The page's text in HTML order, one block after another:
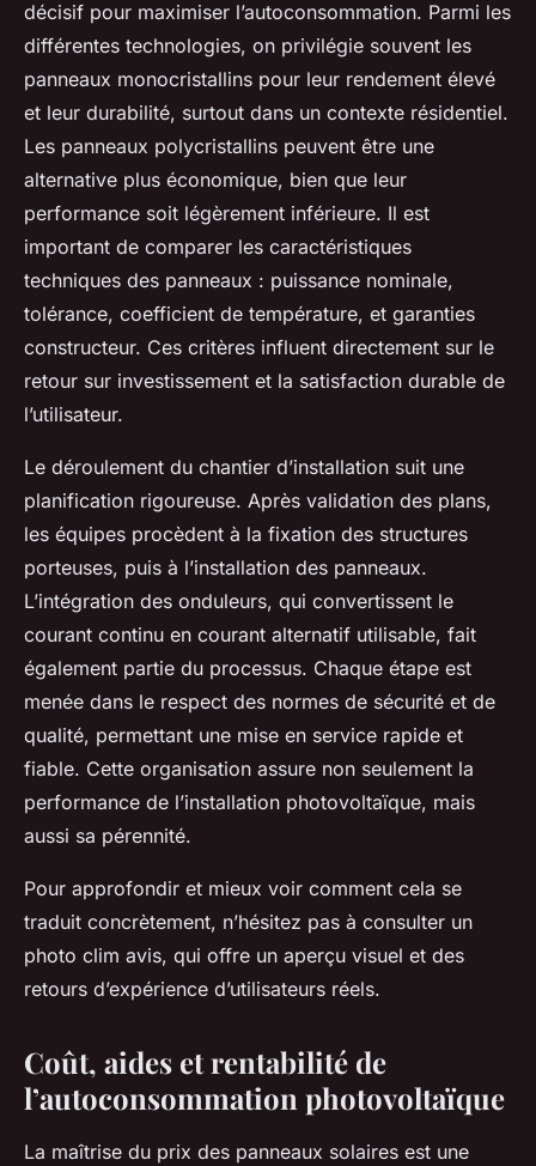
décisif pour maximiser l’autoconsommation. Parmi les
différentes technologies, on privilégie souvent les
panneaux monocristallins pour leur rendement élevé
et leur durabilité, surtout dans un contexte résidentiel.
Les panneaux polycristallins peuvent être une
alternative plus économique, bien que leur
performance soit légèrement inférieure. Il est
important de comparer les caractéristiques
techniques des panneaux : puissance nominale,
tolérance, coefficient de température, et garanties
constructeur. Ces critères influent directement sur le
retour sur investissement et la satisfaction durable de
l’utilisateur.
Le déroulement du chantier d’installation suit une
planification rigoureuse. Après validation des plans,
les équipes procèdent à la fixation des structures
porteuses, puis à l’installation des panneaux.
L’intégration des onduleurs, qui convertissent le
courant continu en courant alternatif utilisable, fait
également partie du processus. Chaque étape est
menée dans le respect des normes de sécurité et de
qualité, permettant une mise en service rapide et
fiable. Cette organisation assure non seulement la
performance de l’installation photovoltaïque, mais
aussi sa pérennité.
Pour approfondir et mieux voir comment cela se
traduit concrètement, n’hésitez pas à consulter un
photo clim avis, qui offre un aperçu visuel et des
retours d’expérience d’utilisateurs réels.
Coût, aides et rentabilité de
l’autoconsommation photovoltaïque
La maîtrise du prix des panneaux solaires est une